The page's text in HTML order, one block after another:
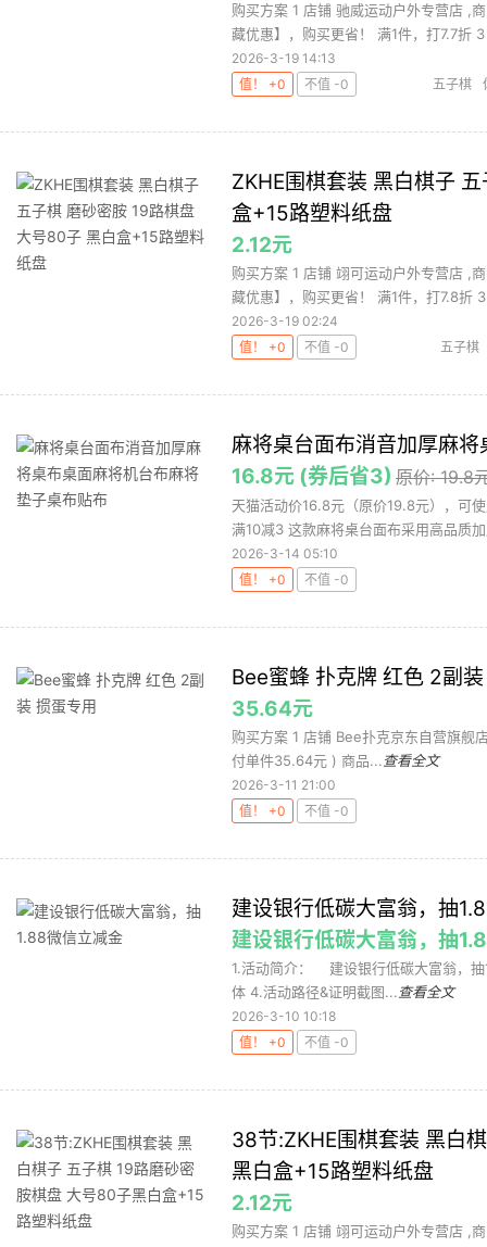
购买方案 1 店铺 驰威运动户外专营店 ,
藏优惠】，购买更省！ 满1件，打7.7折
2026-3-19 14:13
值！ +0
不值 -0 五子棋
ZKHE围棋套装 黑白棋子
盒+15路塑料纸盘
2.12元
购买方案 1 店铺 翊可运动户外专营店 ,
藏优惠】，购买更省！ 满1件，打7.8折
2026-3-19 02:24
值！ +0
不值 -0 五子棋
麻将桌台面布消音加厚麻
16.8元 (券后省3) 原价: 19.8
天猫活动价16.8元（原价19.8元），可
满10减3 这款麻将桌台面布采用高品质
2026-3-14 05:10
值！ +0
不值 -0
Bee蜜蜂 扑克牌 红色 2副
35.64元
购买方案 1 店铺 Bee扑克京东自营旗
付单件35.64元 ) 商品... 查看全文
2026-3-11 21:00
值！ +0
不值 -0
建设银行低碳大富翁，抽
建设银行低碳大富翁，抽
1.活动简介： 建设银行低碳大富翁，
体 4.活动路径&证明截图... 查看全文
2026-3-10 10:18
值！ +0
不值 -0
38节:ZKHE围棋套装 黑白
黑白盒+15路塑料纸盘
2.12元
购买方案 1 店铺 翊可运动户外专营店 ,